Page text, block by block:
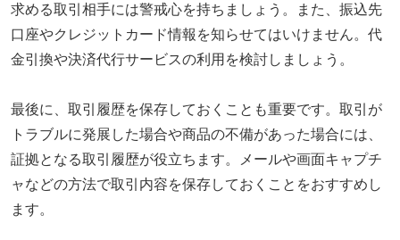
求める取引相手には警戒心を持ちましょう。また、振込先
口座やクレジットカード情報を知らせてはいけません。代
金引換や決済代行サービスの利用を検討しましょう。
最後に、取引履歴を保存しておくことも重要です。取引が
トラブルに発展した場合や商品の不備があった場合には、
証拠となる取引履歴が役立ちます。メールや画面キャプチ
ャなどの方法で取引内容を保存しておくことをおすすめし
ます。